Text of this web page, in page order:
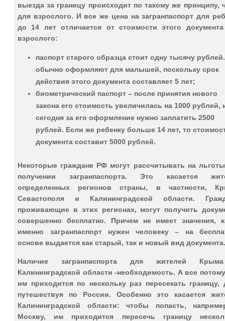
выезда за границу происходит по такому же принципу,
для взрослого. И все же цена на загранпаспорт для
до 14 лет отличается от стоимости этого
взрослого:
паспорт старого образца стоит одну тысячу
обычно оформляют для малышей, поскольку срок
действия этого документа составляет 5 лет;
биометрический паспорт – после принятия нового
закона его стоимость увеличилась на 1000 рублей,
сегодня за его оформление нужно заплатить 2500
рублей. Если же ребенку больше 14 лет, то
документа составит 5000 рублей.
Некоторые граждане РФ могут рассчитывать на
получении загранпаспорта. Это касается
определенных регионов страны, в частности,
Севастополя и Калининградской области.
проживающие в этих регионах, могут получить
совершенно бесплатно. Причем не имеет значения,
именно загранпаспорт нужен человеку – на
основе выдается как старый, так и новый вид документа.
Наличие загранпаспорта для жителей
Калининградской области -необходимость. А все
им приходится по нескольку раз пересекать границу,
путешествуя по России. Особенно это касается
Калининградской области: чтобы попасть,
Москву, им приходится пересечь границу